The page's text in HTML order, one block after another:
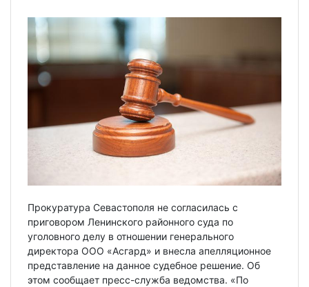
Прокуратура Севастополя не согласилась с
приговором Ленинского районного суда по
уголовного делу в отношении генерального
директора ООО «Асгард» и внесла апелляционное
представление на данное судебное решение. Об
этом сообщает пресс-служба ведомства. «По